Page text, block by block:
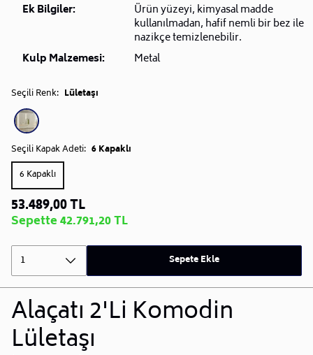
Ek Bilgiler:
Ürün yüzeyi, kimyasal madde
kullanılmadan, hafif nemli bir bez ile
nazikçe temizlenebilir.
Kulp Malzemesi:
Metal
Seçili Renk: Lületaşı
Seçili Kapak Adeti: 6 Kapaklı
6 Kapaklı
53.489,00 TL
Sepette 42.791,20 TL
1 Sepete Ekle
Alaçatı 2'Li Komodin
Lületaşı